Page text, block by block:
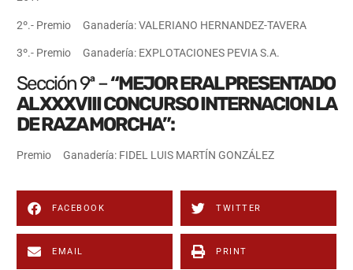
2º.- Premio Ganadería: VALERIANO HERNANDEZ-TAVERA
3º.- Premio Ganadería: EXPLOTACIONES PEVIA S.A.
Sección 9ª –“MEJOR ERAL PRESENTADO
AL XXXVIII CONCURSO INTERNACION LA
DE RAZA MORCHA”:
Premio Ganadería: FIDEL LUIS MARTÍN GONZÁLEZ
FACEBOOK TWITTER
EMAIL PRINT